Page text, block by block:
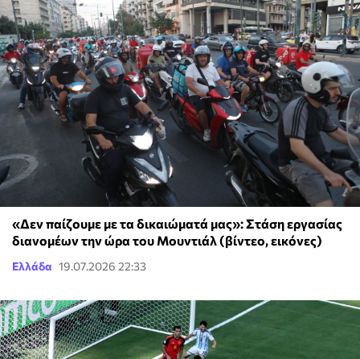
«Δεν παίζουμε με τα δικαιώματά μας»: Στάση εργασίας
διανομέων την ώρα του Μουντιάλ (βίντεο, εικόνες)
Ελλάδα 19.07.2026 22:33